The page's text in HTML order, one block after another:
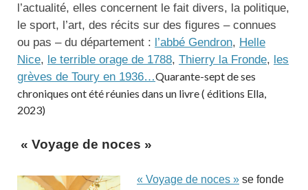
l’actualité, elles concernent le fait divers, la politique,
le sport, l’art, des récits sur des figures – connues
ou pas – du département : l’abbé Gendron, Helle
Nice, le terrible orage de 1788, Thierry la Fronde, les
grèves de Toury en 1936…Quarante-sept de ses
chroniques ont été réunies dans un livre ( éditions Ella,
2023)
« Voyage de noces »
« Voyage de noces » se fonde